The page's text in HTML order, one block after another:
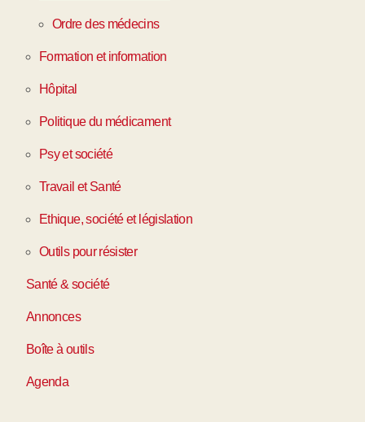
Ordre des médecins
Formation et information
Hôpital
Politique du médicament
Psy et société
Travail et Santé
Ethique, société et législation
Outils pour résister
Santé & société
Annonces
Boîte à outils
Agenda